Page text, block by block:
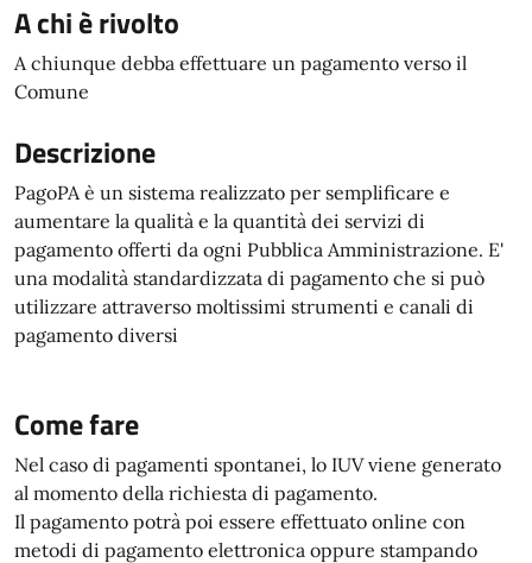
A chi è rivolto
A chiunque debba effettuare un pagamento verso il
Comune
Descrizione
PagoPA è un sistema realizzato per semplificare e
aumentare la qualità e la quantità dei servizi di
pagamento offerti da ogni Pubblica Amministrazione. E'
una modalità standardizzata di pagamento che si può
utilizzare attraverso moltissimi strumenti e canali di
pagamento diversi
Come fare
Nel caso di pagamenti spontanei, lo IUV viene generato
al momento della richiesta di pagamento.
Il pagamento potrà poi essere effettuato online con
metodi di pagamento elettronica oppure stampando